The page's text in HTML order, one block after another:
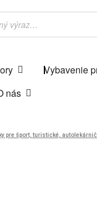
Vybavenie
nás
pre šport, turistické,